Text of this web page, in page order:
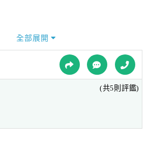
全部展開
(共5則評鑑)